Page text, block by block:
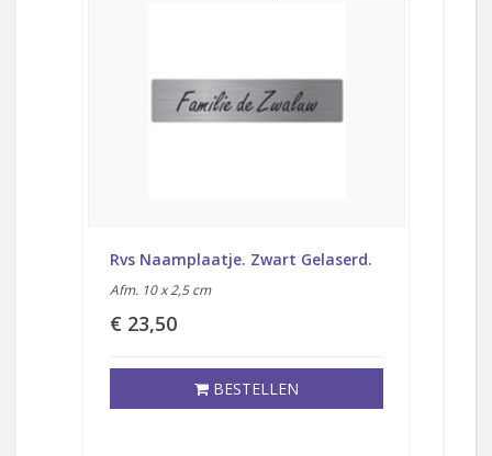
Rvs Naamplaatje. Zwart Gelaserd.
Afm. 10 x 2,5 cm
€ 23,50
BESTELLEN